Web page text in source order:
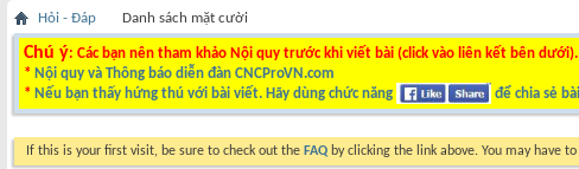
Hỏi - Đáp Danh sách mặt cười
Chú ý: Các bạn nên tham khảo Nội quy trước khi viết bài (click vào liên kết bên dưới).
* Nội quy và Thông báo diễn đàn CNCProVN.com
* Nếu bạn thấy hứng thú với bài viết. Hãy dùng chức năng để chia sẻ
If this is your first visit, be sure to check out the FAQ by clicking the link above. You may have to